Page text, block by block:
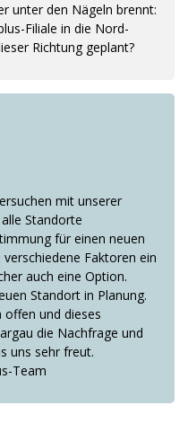
unter den Nägeln brennt:
Filiale in die Nord-
Richtung geplant?
mit unserer
Standorte
für einen neuen
Faktoren ein
auch eine Option.
Standort in Planung.
und dieses
die Nachfrage und
uns sehr freut.
Team